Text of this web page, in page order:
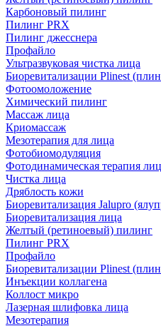
Карбоновый пилинг
Пилинг PRX
Пилинг джесснера
Профайло
Ультразвуковая чистка лица
Биоревитализации Plinest
Фотоомоложение
Химический пилинг
Массаж лица
Криомассаж
Мезотерапия для лица
Фотобиомодуляция
Фотодинамическая терапия
Чистка лица
Дряблость кожи
Биоревитализация Jalupro
Биоревитализация лица
Желтый (ретиноевый) пилинг
Пилинг PRX
Профайло
Биоревитализации Plinest
Инъекции коллагена
Коллост микро
Лазерная шлифовка лица
Мезотерапия